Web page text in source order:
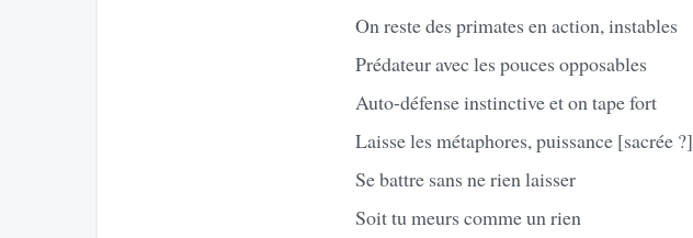
On reste des primates en action, instables
Prédateur avec les pouces opposables
Auto-défense instinctive et on tape fort
Laisse les métaphores, puissance [sacrée ?]
Se battre sans ne rien laisser
Soit tu meurs comme un rien